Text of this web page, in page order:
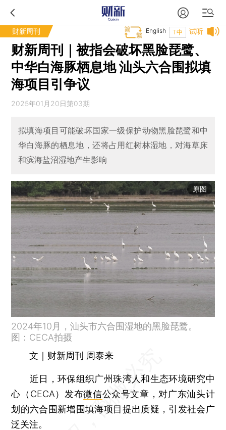
财新周刊 试听
T中
English
财新周刊｜被指会破坏黑脸琵鹭、
中华白海豚栖息地 汕头六合围拟填
海项目引争议
2025年01月20日第03期
拟填海项目可能破坏国家一级保护动物黑脸琵鹭和中
华白海豚的栖息地，还将占用红树林湿地，对海草床
和滨海盐沼湿地产生影响
原图
2024年10月，汕头市六合围湿地的黑脸琵鹭。
图：CECA拍摄
文｜财新周刊 周泰来
近日，环保组织广州珠湾人和生态环境研究中
心（CECA）发布微信公众号文章，对广东汕头计
划的六合围新增围填海项目提出质疑，引发社会广
泛关注。